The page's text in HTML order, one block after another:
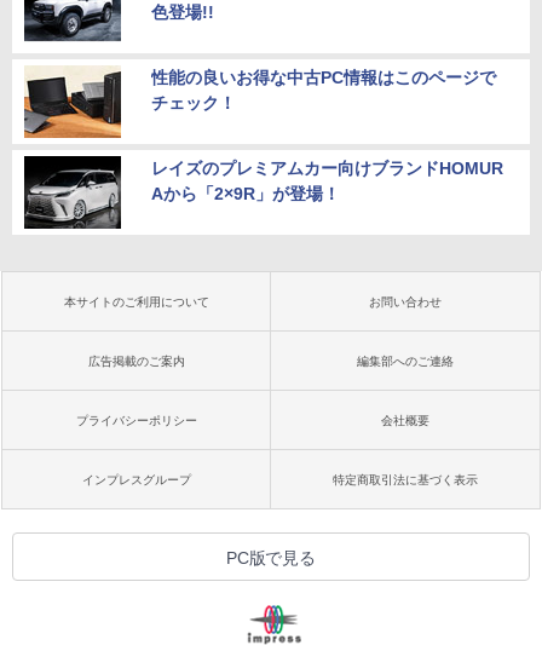
色登場!!
性能の良いお得な中古PC情報はこのページで
チェック！
レイズのプレミアムカー向けブランドHOMUR
Aから「2×9R」が登場！
本サイトのご利用について お問い合わせ
広告掲載のご案内 編集部へのご連絡
プライバシーポリシー 会社概要
インプレスグループ 特定商取引法に基づく表示
PC版で見る